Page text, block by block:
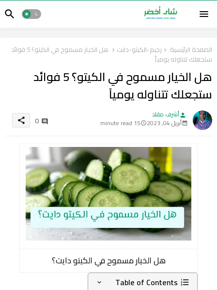
الصفحة الرئيسية رجيم-الكيتو-دايت
هل الخيار مسموح في الكيتو؟ 5 فوائد
ستجعلك تتناوله يومياً
هل الخيار مسموح في الكيتو؟ 5 فوائد
ستجعلك تتناوله يومياً
personأشرف مقلد
أبريل 04, 2023 15 minute read
0
share
هل الخيار مسموح في الكيتو دايت؟
Table of Contents